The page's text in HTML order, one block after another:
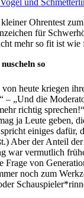
Ohrentest
für
mehr so fit ist wie
so
heute kriegen
– „Und die
richtig
ja Leute geben,
einiges dafür,
Aber der Anteil
war vermutlich
Frage von
noch zum